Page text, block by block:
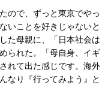
ので、ずっと東京でやっ
いことを好きじゃないと
た母親に、「日本社会は
られた。「母自身、イギ
れて出た感じです。海外
なり『行ってみよう』と